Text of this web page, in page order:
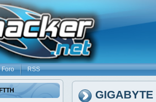
Foro RSS